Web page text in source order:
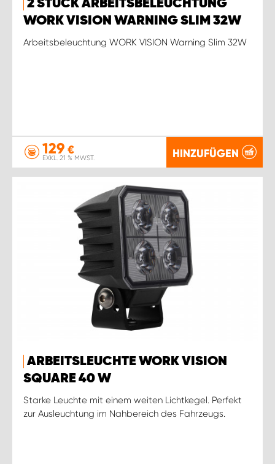
2 STÜCK ARBEITSBELEUCHTUNG
WORK VISION WARNING SLIM 32W
Arbeitsbeleuchtung WORK VISION Warning Slim 32W
129 €
EXKL. 21 % MWST. HINZUFÜGEN
ARBEITSLEUCHTE WORK VISION
SQUARE 40 W
Starke Leuchte mit einem weiten Lichtkegel. Perfekt
zur Ausleuchtung im Nahbereich des Fahrzeugs.